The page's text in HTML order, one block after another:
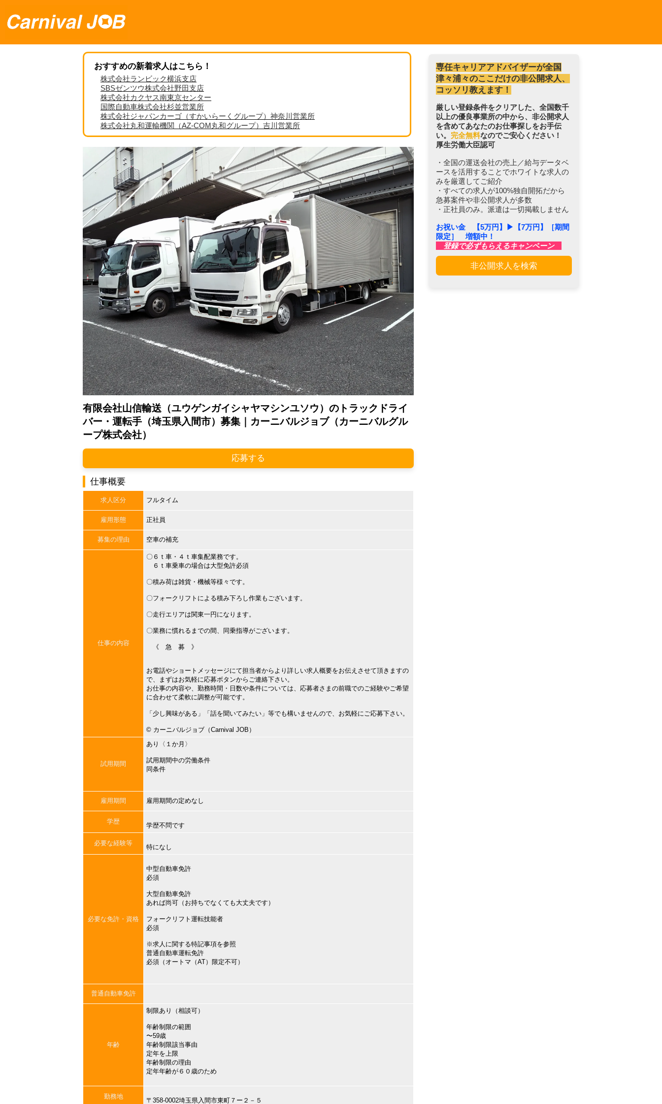
おすすめの新着求人はこちら！
株式会社ランビック横浜支店
SBSゼンツウ株式会社野田支店
株式会社カクヤス南東京センター
国際自動車株式会社杉並営業所
株式会社ジャパンカーゴ（すかいらーくグループ）神奈川営業所
株式会社丸和運輸機関（AZ-COM丸和グループ）吉川営業所
有限会社山信輸送（ユウゲンガイシャヤマシンユソウ）のトラックドライ
バー・運転手（埼玉県入間市）募集｜カーニバルジョブ（カーニバルグル
ープ株式会社）
応募する
仕事概要
求人区分 フルタイム
雇用形態 正社員
募集の理由 空車の補充
仕事の内容
〇６ｔ車・４ｔ車集配業務です。
６ｔ車乗車の場合は大型免許必須
〇積み荷は雑貨・機械等様々です。
〇フォークリフトによる積み下ろし作業もございます。
〇走行エリアは関東一円になります。
〇業務に慣れるまでの間、同乗指導がございます。
《 急 募 》
お電話やショートメッセージにて担当者からより詳しい求人概要をお伝えさせて頂きますの
で、まずはお気軽に応募ボタンからご連絡下さい。
お仕事の内容や、勤務時間・日数や条件については、応募者さまの前職でのご経験やご希望
に合わせて柔軟に調整が可能です。
「少し興味がある」「話を聞いてみたい」等でも構いませんので、お気軽にご応募下さい。
©︎ カーニバルジョブ（Carnival JOB）
試用期間
あり〈１か月〉
試用期間中の労働条件
同条件
雇用期間 雇用期間の定めなし
学歴
学歴不問です
必要な経験等
特になし
必要な免許・資格
中型自動車免許
必須
大型自動車免許
あれば尚可（お持ちでなくても大丈夫です）
フォークリフト運転技能者
必須
※求人に関する特記事項を参照
普通自動車運転免許
必須（オートマ（AT）限定不可）
普通自動車免許
年齢
制限あり（相談可）
年齢制限の範囲
〜59歳
年齢制限該当事由
定年を上限
年齢制限の理由
定年年齢が６０歳のため
勤務地
〒358-0002埼玉県入間市東町７ー２－５
専任キャリアアドバイザーが全国
津々浦々のここだけの非公開求人、
コッソリ教えます！
厳しい登録条件をクリアした、全国数千
以上の優良事業所の中から、非公開求人
を含めてあなたのお仕事探しをお手伝
い。 完全無料なのでご安心ください！
厚生労働大臣認可
・全国の運送会社の売上／給与データベ
ースを活用することでホワイトな求人の
みを厳選してご紹介
・すべての求人が100%独自開拓だから
急募案件や非公開求人が多数
・正社員のみ。派遣は一切掲載しません
お祝い金 【5万円】▶︎【7万円】［期間
限定］ 増額中！
登録で必ずもらえるキャンペーン
非公開求人を検索